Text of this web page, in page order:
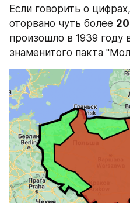
Если говорить о
оторвано чуть более
произошло в 1939 году
знаменитого пакта